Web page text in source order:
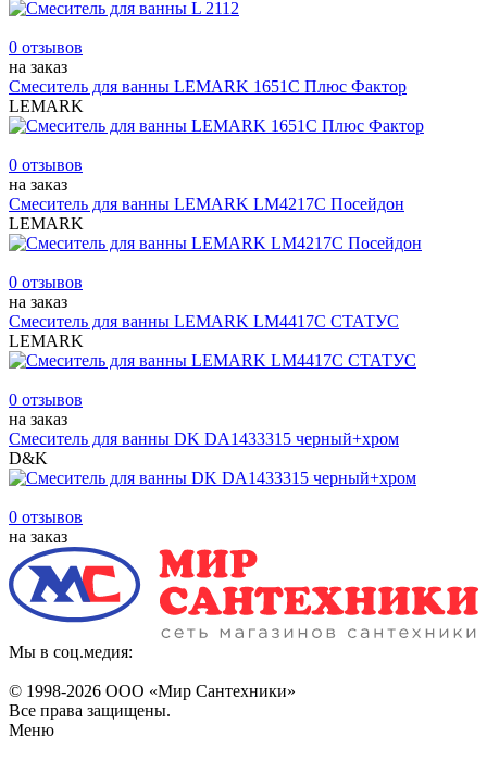
0 отзывов
на заказ
Смеситель для ванны LEMARK 1651C Плюс Фактор
LEMARK
0 отзывов
на заказ
Смеситель для ванны LEMARK LM4217С Посейдон
LEMARK
0 отзывов
на заказ
Смеситель для ванны LEMARK LM4417С СТАТУС
LEMARK
0 отзывов
на заказ
Смеситель для ванны DK DA1433315 черный+хром
D&K
0 отзывов
на заказ
Мы в соц.медия:
© 1998-2026 ООО «Мир Сантехники»
Все права защищены.
Меню